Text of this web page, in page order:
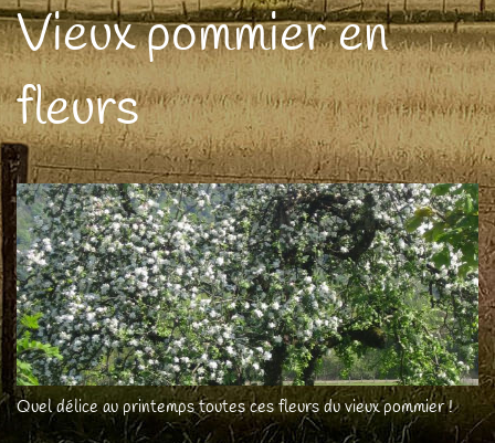
Vieux pommier en
fleurs
Quel délice au printemps toutes ces fleurs du vieux pommier !